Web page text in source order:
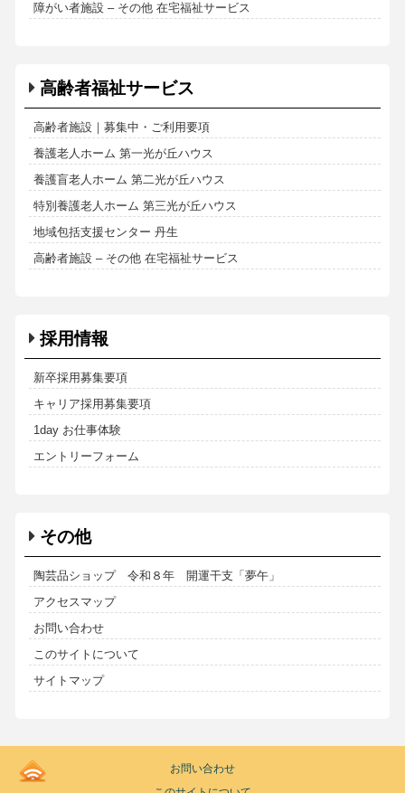
障がい者施設 – その他 在宅福祉サービス
高齢者福祉サービス
高齢者施設｜募集中・ご利用要項
養護老人ホーム 第一光が丘ハウス
養護盲老人ホーム 第二光が丘ハウス
特別養護老人ホーム 第三光が丘ハウス
地域包括支援センター 丹生
高齢者施設 – その他 在宅福祉サービス
採用情報
新卒採用募集要項
キャリア採用募集要項
1day お仕事体験
エントリーフォーム
その他
陶芸品ショップ 令和８年 開運干支「夢午」
アクセスマップ
お問い合わせ
このサイトについて
サイトマップ
Kodoen
お問い合わせ